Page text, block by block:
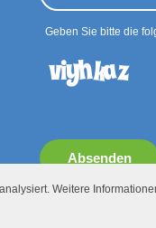
Weitere
Geben Sie bitte die
Absenden